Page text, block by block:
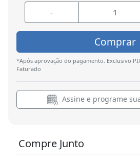
-
Comprar
*Após aprovação do pagamento. Exclusivo
Faturado
Assine e programe
Compre Junto